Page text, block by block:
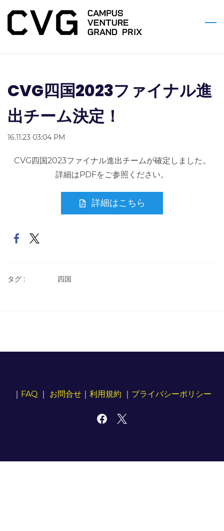
main
CVG四国2023ファイナル進
出チーム決定！
16.11.23 03:04 PM
CVG四国2023ファイナル進出チームが確定しました。
詳細はPDFをご参照ください。
詳細はこちら
タグ : 四国
｜ FAQ｜ お問合せ｜ 利用規約 ｜ プライバシーポリシー